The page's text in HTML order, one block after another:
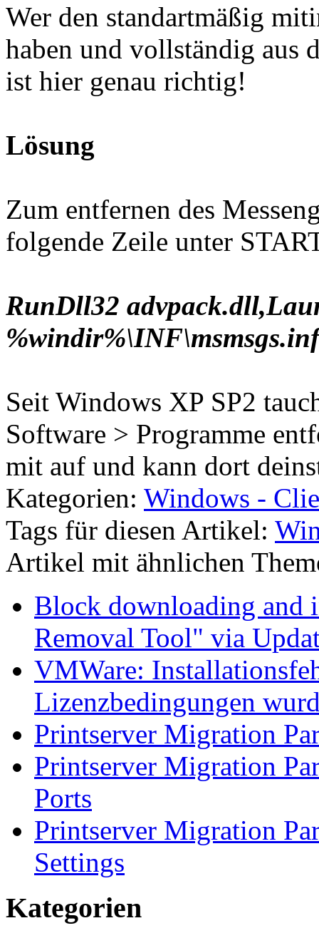
Wer den standartmäßig
haben und vollständig aus
ist hier genau richtig!
Lösung
Zum entfernen des
folgende Zeile unter
RunDll32
Seit Windows XP SP2
Software > Programme
mit auf und kann dort
Kategorien: Windows -
Tags für diesen Artikel:
Artikel mit ähnlichen
Block downloading and
Removal Tool" via
VMWare:
Lizenzbedingungen
Printserver Migration
Printserver Migration
Ports
Printserver Migration
Settings
Kategorien